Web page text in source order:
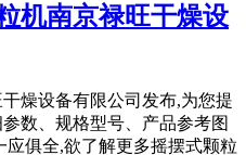
机南京禄旺干燥设
燥设备有限公司发布,为您提
数、规格型号、产品参考图
应俱全,欲了解更多摇摆式颗粒